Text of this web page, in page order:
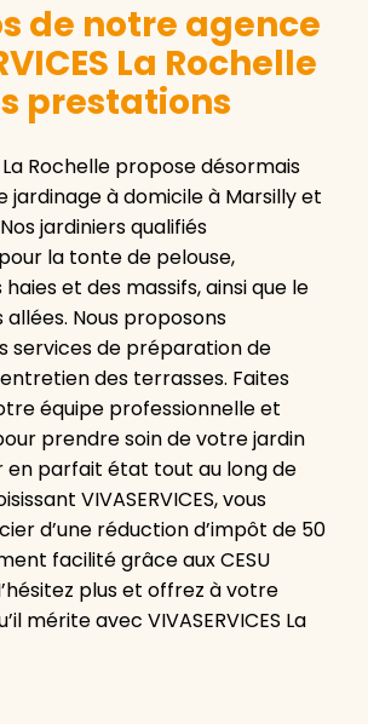
de notre agence
La Rochelle
prestations
La Rochelle propose désormais
jardinage à domicile à Marsilly et
jardiniers qualifiés
la tonte de pelouse,
et des massifs, ainsi que le
Nous proposons
services de préparation de
des terrasses. Faites
équipe professionnelle et
prendre soin de votre jardin
en parfait état tout au long de
VIVASERVICES, vous
d’une réduction d’impôt de 50
facilité grâce aux CESU
plus et offrez à votre
mérite avec VIVASERVICES La